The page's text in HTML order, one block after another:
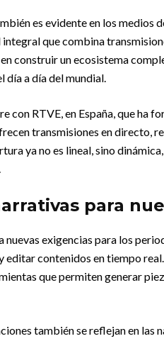
es evidente en los medios
que combina
construir un ecosistema
día a día del mundial.
con RTVE, en España, que ha
transmisiones en directo,
ya no es lineal, sino
para
nuevas exigencias para los
editar contenidos en tiempo
que permiten generar
también se reflejan en las